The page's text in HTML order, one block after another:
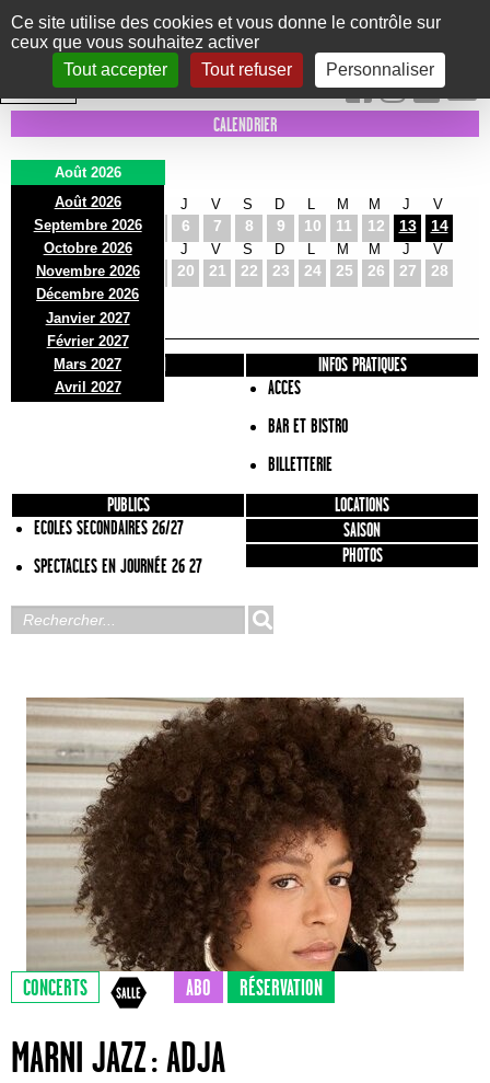
Panneau de gestion des cookies
Ce site utilise des cookies et vous donne le contrôle sur
ceux que vous souhaitez activer
Tout accepter
Tout refuser Personnaliser
Le Marni
CONCERTS DANSE/CIRQUE THÉÂTRE KIDS EXPOS EVENTS
INTRA MUROS
CALENDRIER
Août 2026
Août 2026
Septembre 2026
Octobre 2026
Novembre 2026
Décembre 2026
Janvier 2027
Février 2027
Mars 2027
Avril 2027
D
2
L
3
M
4
J
6
V
7
S
8
D
9 10
M
11
M
12
J
13
V
14
D
16
L
17
M
18
J
20
V
21
S
22
D
23 24
M
25
M
26
J
27
V
28
D
30
L
31
PRÉSENTATION
INFOS PRATIQUES
ACCES
BAR ET BISTRO
BILLETTERIE
PUBLICS
ECOLES SECONDAIRES 26/27
SPECTACLES EN JOURNÉE 26 27
LOCATIONS
SAISON
PHOTOS
CONCERTS ABO RÉSERVATION
MARNI JAZZ : ADJA